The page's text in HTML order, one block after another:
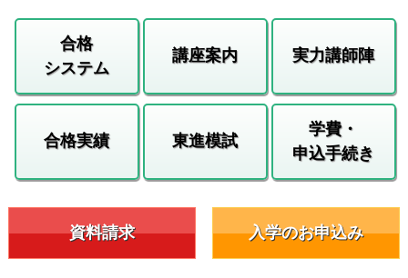
合格
システム
講座案内 実力講師陣
合格実績 東進模試
学費・
申込手続き
資料請求 入学のお申込み